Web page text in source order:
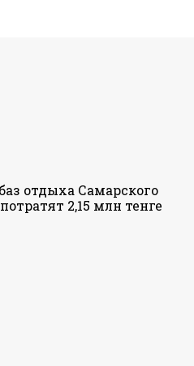
отдыха Самарского
2,15 млн тенге